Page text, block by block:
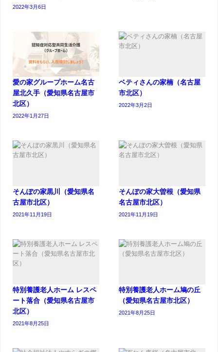
2022年3月6日
愛の家グループホーム名古
屋北久手（愛知県名古屋市
北区）
2022年1月27日
ベティさんの家楠（名古屋
市北区）
2022年3月2日
そんぽの家黒川（愛知県名
古屋市北区）
2021年11月19日
そんぽの家大曽根（愛知県
名古屋市北区）
2021年11月19日
特別養護老人ホーム レスペ
ート落合（愛知県名古屋市
北区）
2021年8月25日
特別養護老人ホーム鳩の丘
（愛知県名古屋市北区）
2021年8月25日